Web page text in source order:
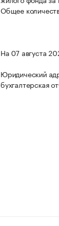
Общее
На 07 августа
Юридический
бухгалтерская